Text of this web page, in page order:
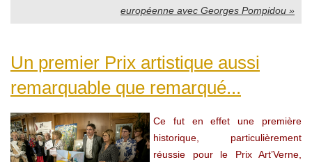
européenne avec Georges Pompidou »
Un premier Prix artistique aussi
remarquable que remarqué...
Ce fut en effet une première
historique, particulièrement
réussie pour le Prix Art’Verne,